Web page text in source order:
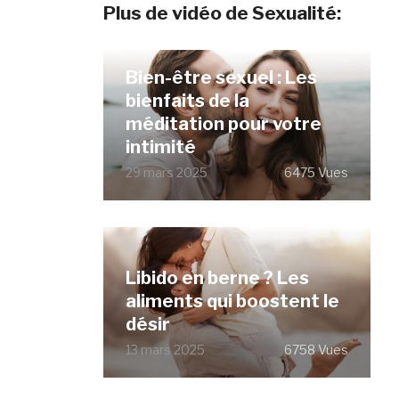
Plus de vidéo de Sexualité:
Bien-être sexuel : Les
bienfaits de la
méditation pour votre
intimité
29 mars 2025 6475 Vues
Libido en berne ? Les
aliments qui boostent le
désir
13 mars 2025 6758 Vues